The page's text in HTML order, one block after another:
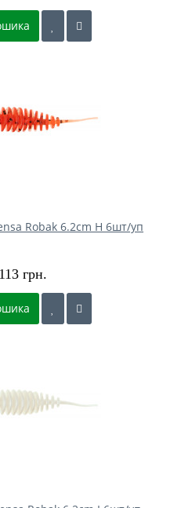
Robak 6.2cm H 6шт/уп
113 грн.